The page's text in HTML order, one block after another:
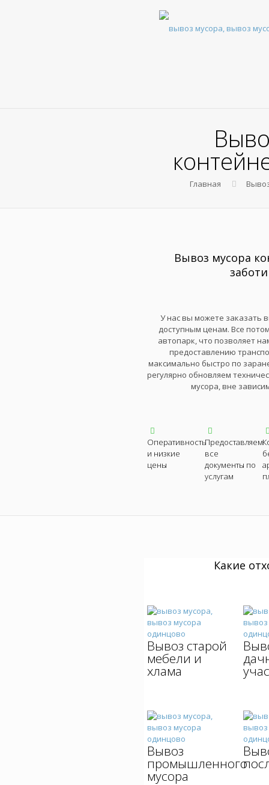
Главная
Вывоз мусора
У нас вы можете заказать
доступным ценам. Все
автопарк, что позволяет
предоставлению
максимально быстро по
регулярно обновляем
мусора, вне
Оперативность
и низкие
цены
Предоставляем
все
документы по
услугам
Какие
Вывоз старой
мебели и
хлама
Вывоз
промышленного
мусора